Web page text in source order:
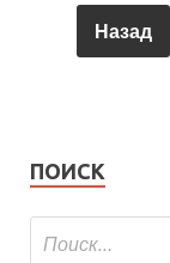
Назад
ПОИСК